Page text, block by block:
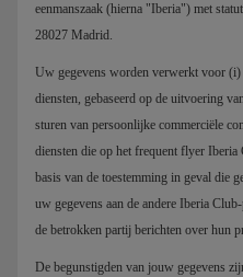
eenmanszaak (hierna "Iberia") met
28027 Madrid.
Uw gegevens worden verwerkt voor (i)
diensten, gebaseerd op de uitvoering
sturen van persoonlijke commerciële
diensten die op het frequent flyer
basis van de toestemming in geval die
uw gegevens aan de andere Iberia
de betrokken partij berichten over hun
De begunstigden van jouw gegevens